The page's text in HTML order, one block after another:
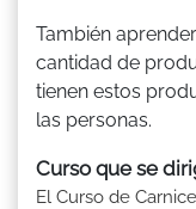
También
cantidad de
tienen estos
las personas.
Curso que se
El Curso de